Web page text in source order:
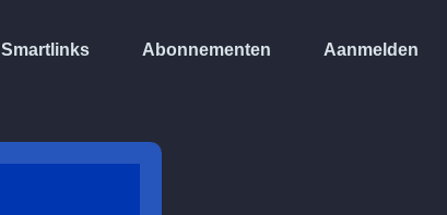
Smartlinks Abonnementen Aanmelden